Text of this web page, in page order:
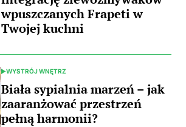
wpuszczanych Frapeti w
Twojej kuchni
POSTED
IN
WYSTRÓJ WNĘTRZ
Biała sypialnia marzeń – jak
zaaranżować przestrzeń
pełną harmonii?